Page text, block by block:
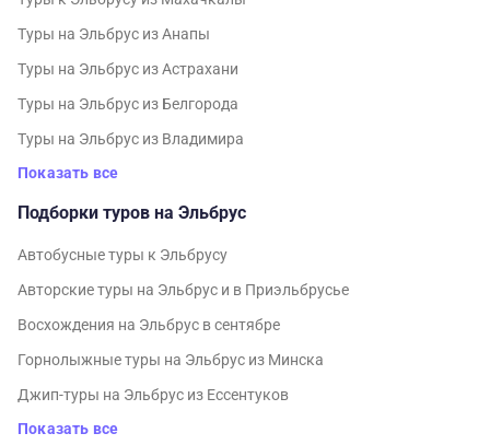
Туры на Эльбрус из Анапы
Туры на Эльбрус из Астрахани
Туры на Эльбрус из Белгорода
Туры на Эльбрус из Владимира
Показать все
Подборки туров на Эльбрус
Автобусные туры к Эльбрусу
Авторские туры на Эльбрус и в Приэльбрусье
Восхождения на Эльбрус в сентябре
Горнолыжные туры на Эльбрус из Минска
Джип-туры на Эльбрус из Ессентуков
Показать все